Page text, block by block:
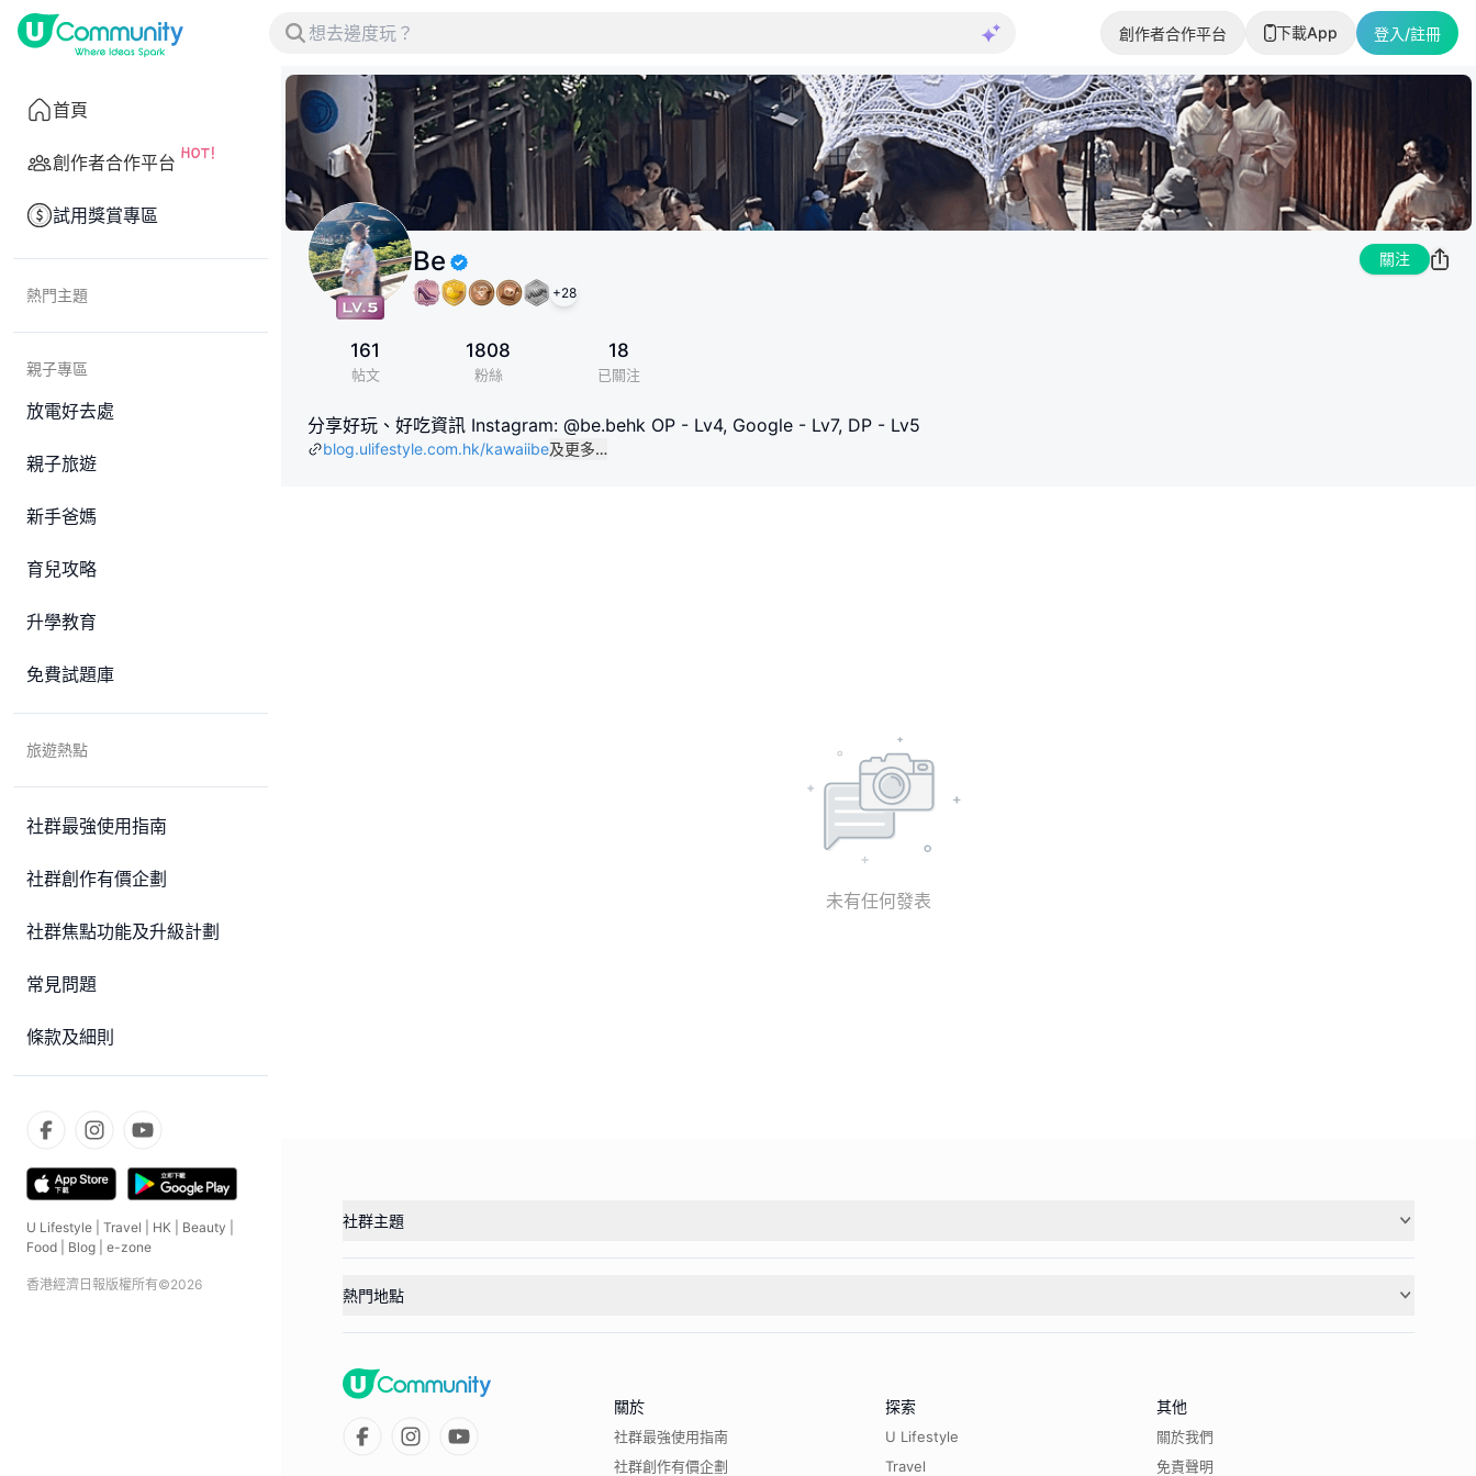
創作者合作平台 下載App 登入/註冊
首頁
創作者合作平台
試用獎賞專區
熱門主題
親子專區
放電好去處
親子旅遊
新手爸媽
育兒攻略
升學教育
免費試題庫
旅遊熱點
社群最強使用指南
社群創作有價企劃
社群焦點功能及升級計劃
常見問題
條款及細則
U Lifestyle Travel HK Beauty
Food
Blog e-zone
香港經濟日報版權所有©2026
Be
+28
關注
161
帖文
1808
粉絲
18
已關注
分享好玩、好吃資訊 Instagram: @be.behk OP - Lv4, Google - Lv7, DP - Lv5
blog.ulifestyle.com.hk/kawaiibe及更多…
未有任何發表
社群主題
熱門地點
關於
社群最強使用指南
社群創作有價企劃
探索
U Lifestyle
Travel
其他
關於我們
免責聲明